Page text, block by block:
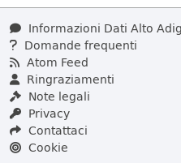
Informazioni Dati Alto
Domande frequenti
Atom Feed
Ringraziamenti
Note legali
Privacy
Contattaci
Cookie